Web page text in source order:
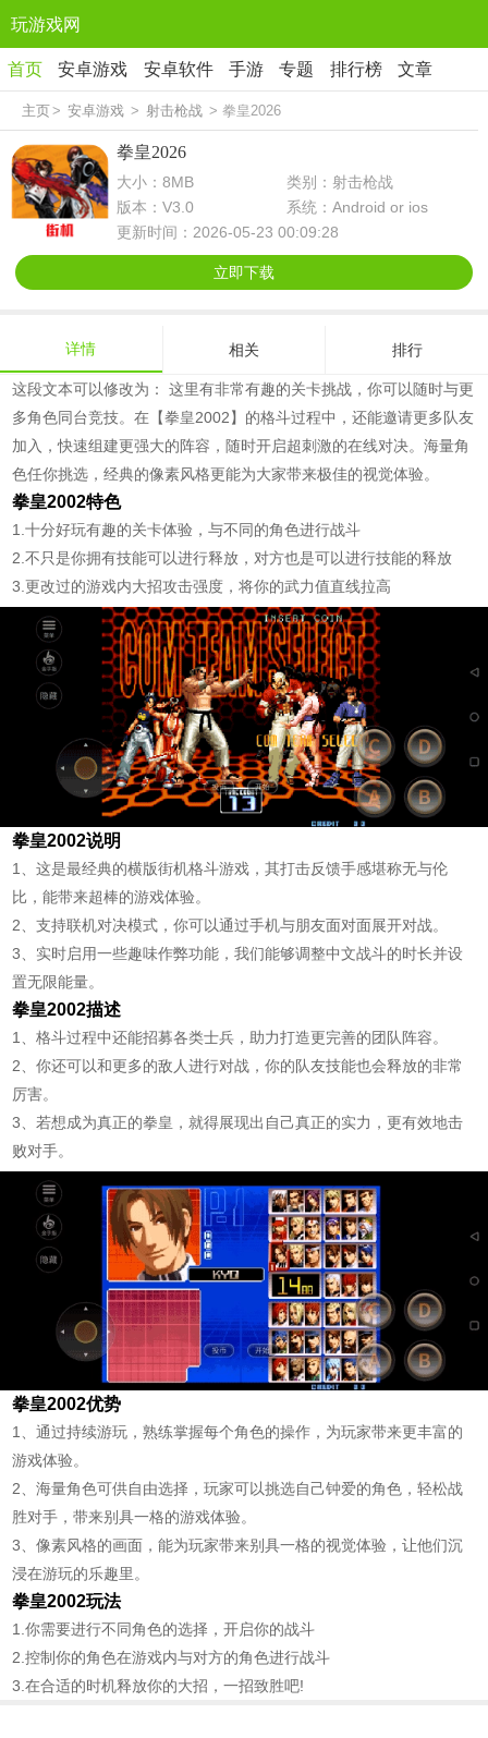
玩游戏网
首页 安卓游戏 安卓软件 手游 专题 排行榜 文章
主页> 安卓游戏 > 射击枪战 > 拳皇2026
拳皇2026
大小：8MB
类别：射击枪战
版本：V3.0
系统：Android or ios
更新时间：2026-05-23 00:09:28
立即下载
详情 相关 排行
这段文本可以修改为： 这里有非常有趣的关卡挑战，你可以随时与更
多角色同台竞技。在【拳皇2002】的格斗过程中，还能邀请更多队友
加入，快速组建更强大的阵容，随时开启超刺激的在线对决。海量角
色任你挑选，经典的像素风格更能为大家带来极佳的视觉体验。
拳皇2002特色
1.十分好玩有趣的关卡体验，与不同的角色进行战斗
2.不只是你拥有技能可以进行释放，对方也是可以进行技能的释放
3.更改过的游戏内大招攻击强度，将你的武力值直线拉高
拳皇2002说明
1、这是最经典的横版街机格斗游戏，其打击反馈手感堪称无与伦
比，能带来超棒的游戏体验。
2、支持联机对决模式，你可以通过手机与朋友面对面展开对战。
3、实时启用一些趣味作弊功能，我们能够调整中文战斗的时长并设
置无限能量。
拳皇2002描述
1、格斗过程中还能招募各类士兵，助力打造更完善的团队阵容。
2、你还可以和更多的敌人进行对战，你的队友技能也会释放的非常
厉害。
3、若想成为真正的拳皇，就得展现出自己真正的实力，更有效地击
败对手。
拳皇2002优势
1、通过持续游玩，熟练掌握每个角色的操作，为玩家带来更丰富的
游戏体验。
2、海量角色可供自由选择，玩家可以挑选自己钟爱的角色，轻松战
胜对手，带来别具一格的游戏体验。
3、像素风格的画面，能为玩家带来别具一格的视觉体验，让他们沉
浸在游玩的乐趣里。
拳皇2002玩法
1.你需要进行不同角色的选择，开启你的战斗
2.控制你的角色在游戏内与对方的角色进行战斗
3.在合适的时机释放你的大招，一招致胜吧!